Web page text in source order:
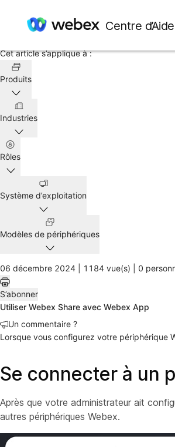
Centre d’Aide
Cet article s’applique à :
Produits
Industries
Rôles
Système d’exploitation
Modèles de périphériques
06 décembre 2024 | 1184 vue(s) | 0
S’abonner
Utiliser Webex Share avec Webex App
Un commentaire ?
Lorsque vous configurez votre périphérique
Se connecter à un
Après que votre administrateur ait
autres périphériques Webex.